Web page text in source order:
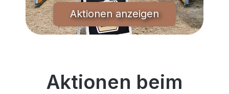
Aktionen anzeigen
Aktionen beim